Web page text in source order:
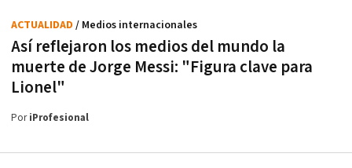
Así reflejaron los medios del mundo la
muerte de Jorge Messi: "Figura clave para
Lionel"
ACTUALIDAD / Medios internacionales
PoriProfesional